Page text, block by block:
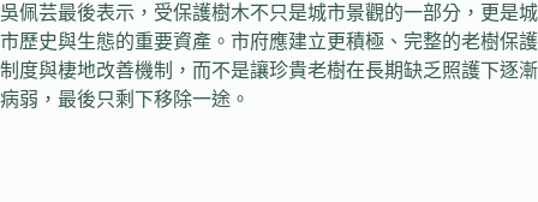
吳佩芸最後表示，受保護樹木不只是城市景觀的一部分，更是城
市歷史與生態的重要資產。市府應建立更積極、完整的老樹保護
制度與棲地改善機制，而不是讓珍貴老樹在長期缺乏照護下逐漸
病弱，最後只剩下移除一途。